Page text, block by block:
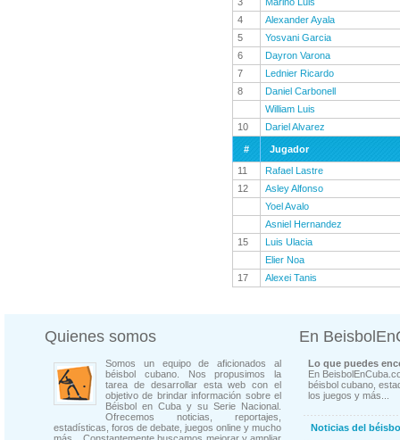
4
Alexander Ayala
5
Yosvani Garcia
6
Dayron Varona
7
Lednier Ricardo
8
Daniel Carbonell
William Luis
10
Dariel Alvarez
#
Jugador
11
Rafael Lastre
12
Asley Alfonso
Yoel Avalo
Asniel Hernandez
15
Luis Ulacia
Elier Noa
17
Alexei Tanis
Quienes somos
Somos un equipo de aficionados al
béisbol cubano. Nos propusimos la
tarea de desarrollar esta web con el
objetivo de brindar información sobre el
Béisbol en Cuba y su Serie Nacional.
Ofrecemos noticias, reportajes,
estadísticas, foros de debate, juegos online y mucho
En
Lo que puedes
En
béisbol cubano,
los juegos y más...
Noticias del